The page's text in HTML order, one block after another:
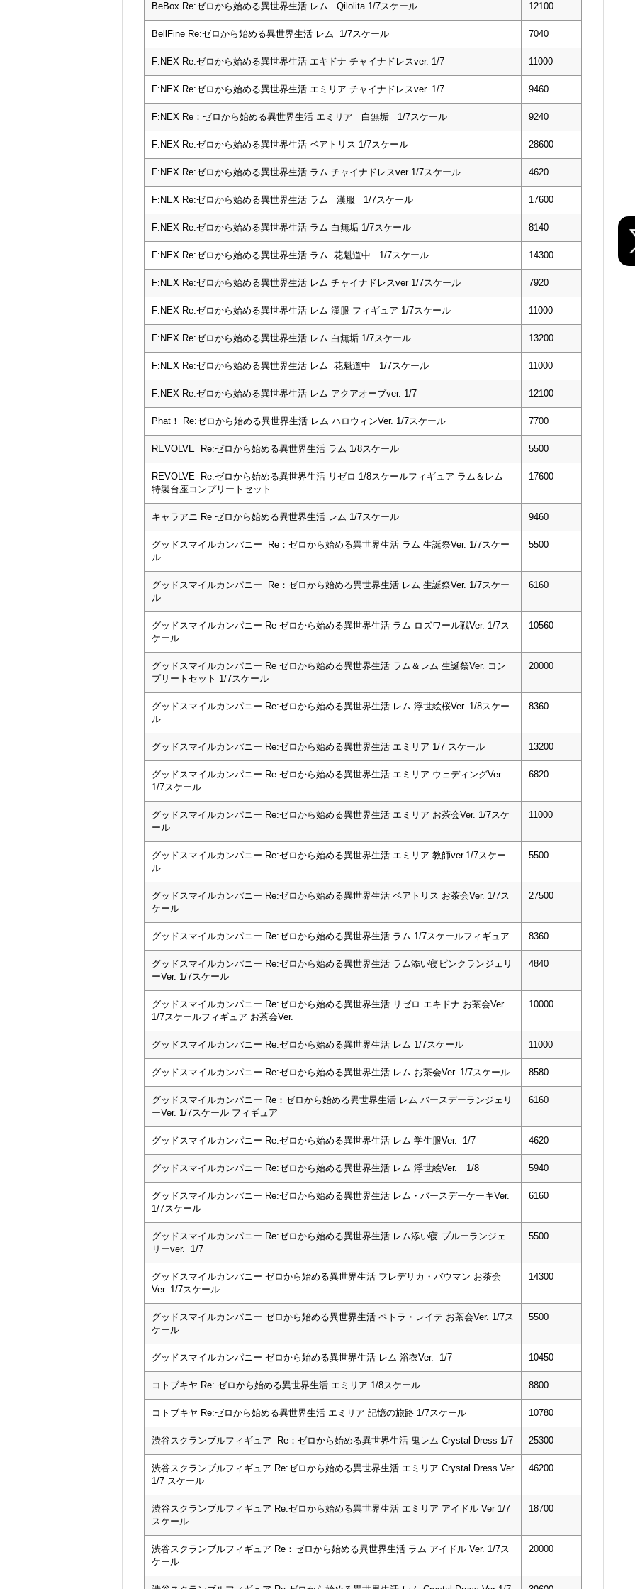
BeBox Re:ゼロから始める異世界生活 レム Qilolita 1/7スケール 12100
BellFine Re:ゼロから始める異世界生活 レム 1/7スケール 7040
F:NEX Re:ゼロから始める異世界生活 エキドナ チャイナドレスver. 1/7 11000
F:NEX Re:ゼロから始める異世界生活 エミリア チャイナドレスver. 1/7 9460
F:NEX Re：ゼロから始める異世界生活 エミリア 白無垢 1/7スケール 9240
F:NEX Re:ゼロから始める異世界生活 ベアトリス 1/7スケール 28600
F:NEX Re:ゼロから始める異世界生活 ラム チャイナドレスver 1/7スケール 4620
F:NEX Re:ゼロから始める異世界生活 ラム 漢服 1/7スケール 17600
F:NEX Re:ゼロから始める異世界生活 ラム 白無垢 1/7スケール 8140
F:NEX Re:ゼロから始める異世界生活 ラム 花魁道中 1/7スケール 14300
F:NEX Re:ゼロから始める異世界生活 レム チャイナドレスver 1/7スケール 7920
F:NEX Re:ゼロから始める異世界生活 レム 漢服 フィギュア 1/7スケール 11000
F:NEX Re:ゼロから始める異世界生活 レム 白無垢 1/7スケール 13200
F:NEX Re:ゼロから始める異世界生活 レム 花魁道中 1/7スケール 11000
F:NEX Re:ゼロから始める異世界生活 レム アクアオーブver. 1/7 12100
Phat！ Re:ゼロから始める異世界生活 レム ハロウィンVer. 1/7スケール 7700
REVOLVE Re:ゼロから始める異世界生活 ラム 1/8スケール 5500
REVOLVE Re:ゼロから始める異世界生活 リゼロ 1/8スケールフィギュア ラム＆レム
特製台座コンプリートセット
17600
キャラアニ Re ゼロから始める異世界生活 レム 1/7スケール 9460
グッドスマイルカンパニー Re：ゼロから始める異世界生活 ラム 生誕祭Ver. 1/7スケー
ル
5500
グッドスマイルカンパニー Re：ゼロから始める異世界生活 レム 生誕祭Ver. 1/7スケー
ル
6160
グッドスマイルカンパニー Re ゼロから始める異世界生活 ラム ロズワール戦Ver. 1/7ス
ケール
10560
グッドスマイルカンパニー Re ゼロから始める異世界生活 ラム＆レム 生誕祭Ver. コン
プリートセット 1/7スケール
20000
グッドスマイルカンパニー Re:ゼロから始める異世界生活 レム 浮世絵桜Ver. 1/8スケー
ル
8360
グッドスマイルカンパニー Re:ゼロから始める異世界生活 エミリア 1/7 スケール 13200
グッドスマイルカンパニー Re:ゼロから始める異世界生活 エミリア ウェディングVer.
1/7スケール
6820
グッドスマイルカンパニー Re:ゼロから始める異世界生活 エミリア お茶会Ver. 1/7スケ
ール
11000
グッドスマイルカンパニー Re:ゼロから始める異世界生活 エミリア 教師ver.1/7スケー
ル
5500
グッドスマイルカンパニー Re:ゼロから始める異世界生活 ベアトリス お茶会Ver. 1/7ス
ケール
27500
グッドスマイルカンパニー Re:ゼロから始める異世界生活 ラム 1/7スケールフィギュア 8360
グッドスマイルカンパニー Re:ゼロから始める異世界生活 ラム添い寝ピンクランジェリ
ーVer. 1/7スケール
4840
グッドスマイルカンパニー Re:ゼロから始める異世界生活 リゼロ エキドナ お茶会Ver.
1/7スケールフィギュア お茶会Ver.
10000
グッドスマイルカンパニー Re:ゼロから始める異世界生活 レム 1/7スケール 11000
グッドスマイルカンパニー Re:ゼロから始める異世界生活 レム お茶会Ver. 1/7スケール 8580
グッドスマイルカンパニー Re：ゼロから始める異世界生活 レム バースデーランジェリ
ーVer. 1/7スケール フィギュア
6160
グッドスマイルカンパニー Re:ゼロから始める異世界生活 レム 学生服Ver. 1/7 4620
グッドスマイルカンパニー Re:ゼロから始める異世界生活 レム 浮世絵Ver. 1/8 5940
グッドスマイルカンパニー Re:ゼロから始める異世界生活 レム・バースデーケーキVer.
1/7スケール
6160
グッドスマイルカンパニー Re:ゼロから始める異世界生活 レム添い寝 ブルーランジェ
リーver. 1/7
5500
グッドスマイルカンパニー ゼロから始める異世界生活 フレデリカ・バウマン お茶会
Ver. 1/7スケール
14300
グッドスマイルカンパニー ゼロから始める異世界生活 ペトラ・レイテ お茶会Ver. 1/7ス
ケール
5500
グッドスマイルカンパニー ゼロから始める異世界生活 レム 浴衣Ver. 1/7 10450
コトブキヤ Re: ゼロから始める異世界生活 エミリア 1/8スケール 8800
コトブキヤ Re:ゼロから始める異世界生活 エミリア 記憶の旅路 1/7スケール 10780
渋谷スクランブルフィギュア Re：ゼロから始める異世界生活 鬼レム Crystal Dress 1/7 25300
渋谷スクランブルフィギュア Re:ゼロから始める異世界生活 エミリア Crystal Dress Ver
1/7 スケール
46200
渋谷スクランブルフィギュア Re:ゼロから始める異世界生活 エミリア アイドル Ver 1/7
スケール
18700
渋谷スクランブルフィギュア Re：ゼロから始める異世界生活 ラム アイドル Ver. 1/7ス
ケール
20000